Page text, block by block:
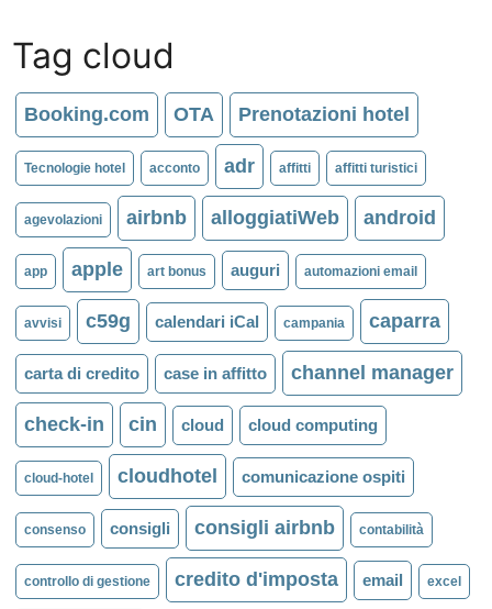
Tag cloud
Booking.com OTA Prenotazioni hotel
Tecnologie hotel acconto adr affitti affitti turistici
agevolazioni airbnb alloggiatiWeb android
app apple art bonus auguri automazioni email
avvisi c59g calendari iCal campania caparra
carta di credito case in affitto channel manager
check-in cin cloud cloud computing
cloud-hotel cloudhotel comunicazione ospiti
consenso consigli consigli airbnb contabilità
controllo di gestione credito d'imposta email excel